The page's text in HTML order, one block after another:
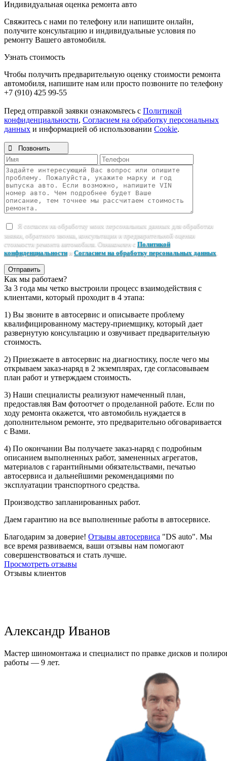
Индивидуальная оценка ремонта авто
Свяжитесь с нами по телефону или напишите онлайн,
получите консультацию и индивидуальные условия по
ремонту Вашего автомобиля.
Узнать стоимость
Чтобы получить предварительную оценку стоимости ремонта
автомобиля, напишите нам или просто позвоните по телефону
+7 (910) 425 99-55
Перед отправкой заявки ознакомьтесь с Политикой
конфиденциальности, Согласием на обработку персональных
данных и информацией об использовании Cookie.
 Позвонить
Я согласен на обработку моих персональных данных для обработки
заявки, обратного звонка, консультации и предварительной оценки
стоимости ремонта автомобиля. Ознакомлен с Политикой
конфиденциальностии Согласием на обработку персональных данных
Отправить
Как мы работаем?
За 3 года мы четко выстроили процесс взаимодействия с
клиентами, который проходит в 4 этапа:
1) Вы звоните в автосервис и описываете проблему
квалифицированному мастеру-приемщику, который дает
развернутую консультацию и озвучивает предварительную
стоимость.
2) Приезжаете в автосервис на диагностику, после чего мы
открываем заказ-наряд в 2 экземплярах, где согласовываем
план работ и утверждаем стоимость.
3) Наши специалисты реализуют намеченный план,
предоставляя Вам фотоотчет о проделанной работе. Если по
ходу ремонта окажется, что автомобиль нуждается в
дополнительном ремонте, это предварительно обговаривается
с Вами.
4) По окончании Вы получаете заказ-наряд с подробным
описанием выполненных работ, замененных агрегатов,
материалов с гарантийными обязательствами, печатью
автосервиса и дальнейшими рекомендациями по
эксплуатации транспортного средства.
Производство запланированных работ.
Даем гарантию на все выполненные работы в автосервисе.
Благодарим за доверие! Отзывы автосервиса "DS auto". Мы
все время развиваемся, ваши отзывы нам помогают
совершенствоваться и стать лучше.
Просмотреть отзывы
Отзывы клиентов
Александр Иванов
Мастер шиномонтажа и специалист по правке дисков и
работы — 9 лет.